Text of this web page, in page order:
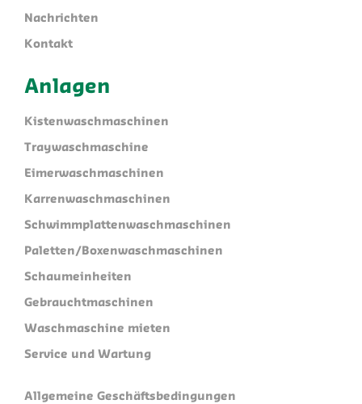
Nachrichten
Kontakt
Anlagen
Kistenwaschmaschinen
Traywaschmaschine
Eimerwaschmaschinen
Karrenwaschmaschinen
Schwimmplattenwaschmaschinen
Paletten/Boxenwaschmaschinen
Schaumeinheiten
Gebrauchtmaschinen
Waschmaschine mieten
Service und Wartung
Allgemeine Geschäftsbedingungen